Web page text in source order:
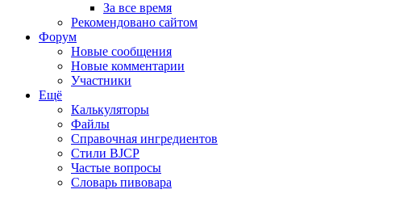
За все время
Рекомендовано сайтом
Форум
Новые сообщения
Новые комментарии
Участники
Ещё
Калькуляторы
Файлы
Справочная ингредиентов
Стили BJCP
Частые вопросы
Словарь пивовара